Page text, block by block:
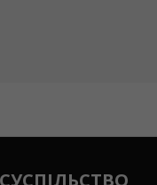
СУСПІЛЬСТВО